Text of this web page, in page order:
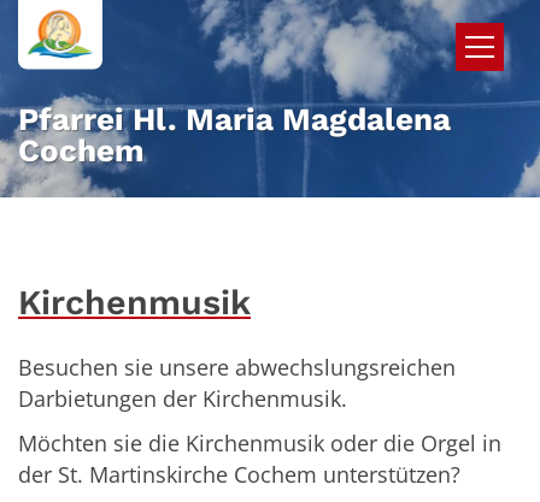
Zum Inhalt springen
Pfarrei Hl. Maria Magdalena
Cochem
Kirchenmusik
Besuchen sie unsere abwechslungsreichen
Darbietungen der Kirchenmusik.
Möchten sie die Kirchenmusik oder die Orgel in
der St. Martinskirche Cochem unterstützen?